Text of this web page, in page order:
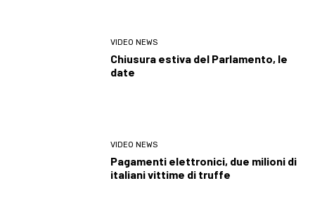
VIDEO NEWS
Chiusura estiva del Parlamento, le
date
VIDEO NEWS
Pagamenti elettronici, due milioni di
italiani vittime di truffe